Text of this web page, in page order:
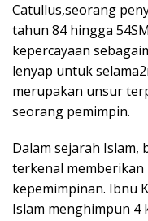
Catullus,seorang
tahun 84 hingga
kepercayaan
lenyap untuk
merupakan unsur
seorang pemimpin.
Dalam sejarah Islam,
terkenal
kepemimpinan. Ibnu
Islam menghimpun